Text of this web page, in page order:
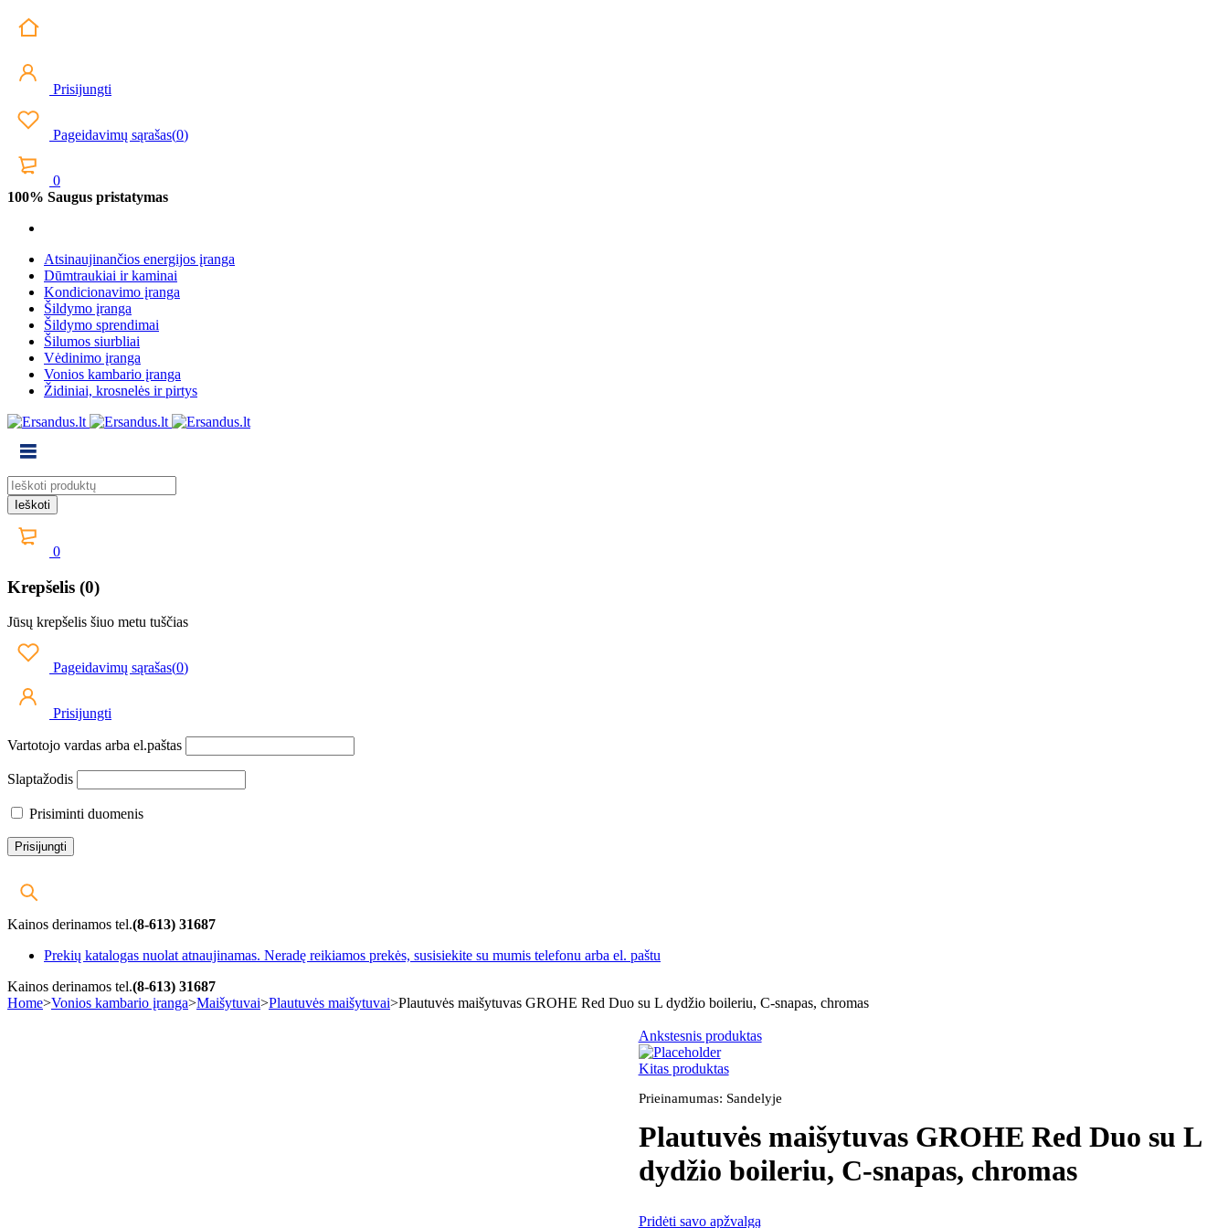
Prisijungti
Pageidavimų sąrašas(0)
0
100% Saugus pristatymas
Atsinaujinančios energijos įranga
Dūmtraukiai ir kaminai
Kondicionavimo įranga
Šildymo įranga
Šildymo sprendimai
Šilumos siurbliai
Vėdinimo įranga
Vonios kambario įranga
Židiniai, krosnelės ir pirtys
0
Krepšelis (0)
Jūsų krepšelis šiuo metu tuščias
Pageidavimų sąrašas(0)
Prisijungti
Vartotojo vardas arba el.paštas
Slaptažodis
Prisiminti duomenis
Kainos derinamos tel.(8-613) 31687
Prekių katalogas nuolat atnaujinamas. Neradę reikiamos prekės, susisiekite su mumis telefonu arba el. paštu
Kainos derinamos tel.(8-613) 31687
Home>Vonios kambario įranga>Maišytuvai>Plautuvės maišytuvai>Plautuvės maišytuvas GROHE Red Duo su L dydžio boileriu, C-snapas, chromas
Ankstesnis produktas
Kitas produktas
Prieinamumas: Sandelyje
Plautuvės maišytuvas GROHE Red Duo su L
dydžio boileriu, C-snapas, chromas
Pridėti savo apžvalgą